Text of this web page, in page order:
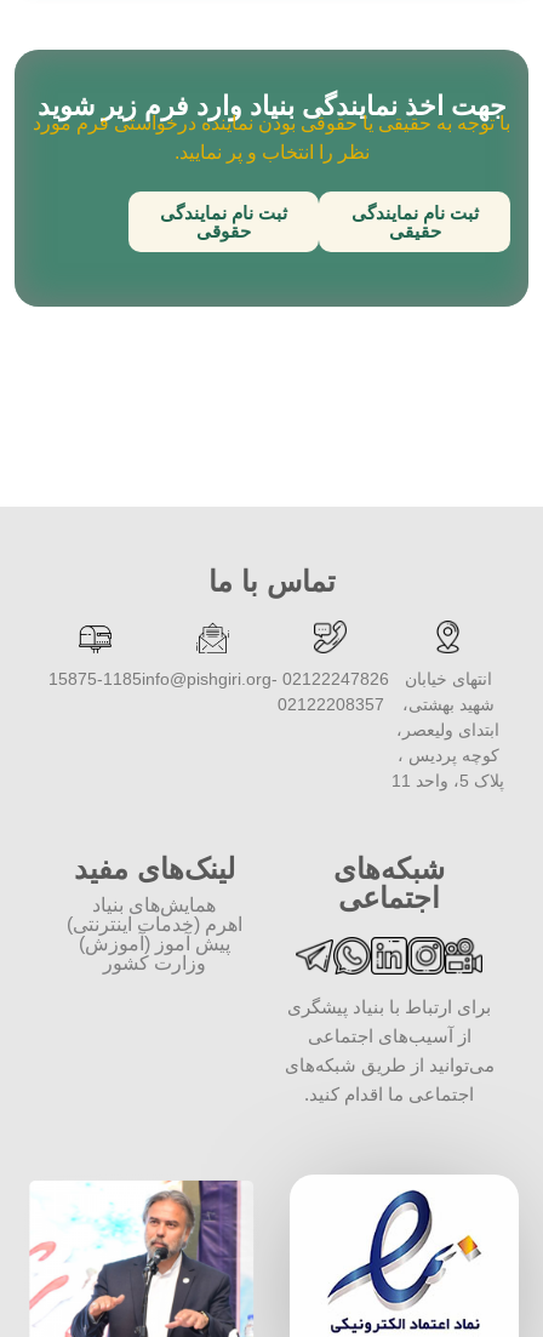
جهت اخذ نمایندگی بنیاد وارد فرم زیر شوید
با توجه به حقیقی یا حقوقی بودن نماینده درخواستی فرم مورد
نظر را انتخاب و پر نمایید.
ثبت نام نمایندگی
حقیقی
ثبت نام نمایندگی
حقوقی
تماس با ما
انتهای خیابان
شهید بهشتی،
ابتدای ولیعصر،
کوچه پردیس ،
پلاک 5، واحد 11
02122247826 -
02122208357
info@pishgiri.org
15875-1185
شبکه‌های
اجتماعی
برای ارتباط با بنیاد پیشگری
از آسیب‌های اجتماعی
می‌توانید از طریق شبکه‌‎های
اجتماعی ما اقدام کنید.
لینک‌های مفید
همایش‌های بنیاد
اهرم (خدمات اینترنتی)
پیش آموز (آموزش)
وزارت کشور